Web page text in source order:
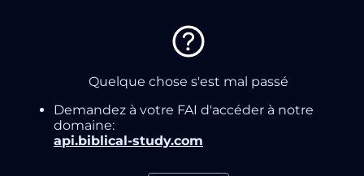
Quelque chose s'est mal passé
Demandez à votre FAI d'accéder à notre
domaine:
api.biblical-study.com